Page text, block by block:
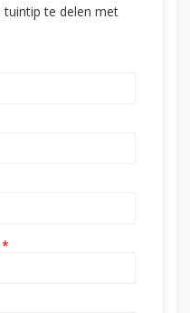
tuintip te delen met
*